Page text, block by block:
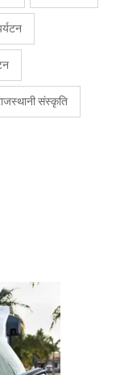
संस्कृति